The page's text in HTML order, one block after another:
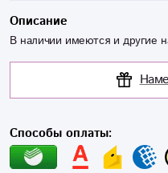
Описание
В наличии имеются и другие
Способы оплаты: